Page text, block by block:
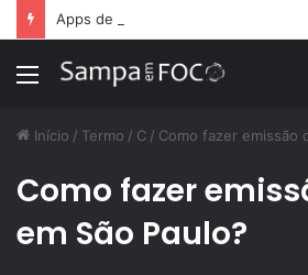
Menu
Início / Termo / C / Como fazer emissão
Como fazer
em São Paulo?